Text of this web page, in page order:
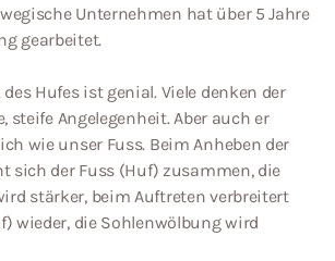
Unternehmen hat über 5 Jahre
gearbeitet.
Hufes ist genial. Viele denken der
steife Angelegenheit. Aber auch er
wie unser Fuss. Beim Anheben der
sich der Fuss (Huf) zusammen, die
stärker, beim Auftreten verbreitert
wieder, die Sohlenwölbung wird